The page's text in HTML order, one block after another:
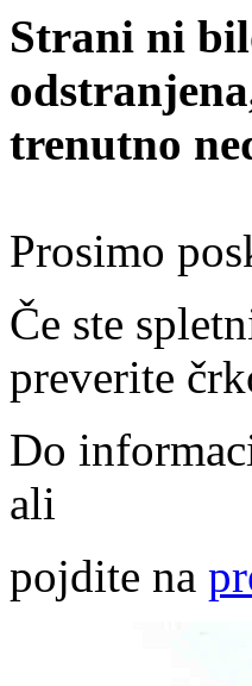
Strani ni
trenutno
Prosimo
Če ste
preverite
Do
ali
pojdite na